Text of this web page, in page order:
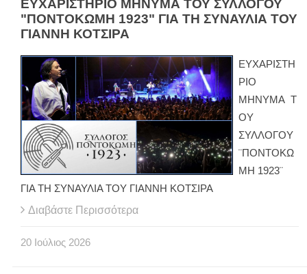
ΕΥΧΑΡΙΣΤΗΡΙΟ ΜΗΝΥΜΑ ΤΟΥ ΣΥΛΛΟΓΟΥ
"ΠΟΝΤΟΚΩΜΗ 1923" ΓΙΑ ΤΗ ΣΥΝΑΥΛΙΑ ΤΟΥ
ΓΙΑΝΝΗ ΚΟΤΣΙΡΑ
ΕΥΧΑΡΙΣΤΗ
ΡΙΟ
ΜΗΝΥΜΑ Τ
ΟΥ
ΣΥΛΛΟΓΟΥ
¨ΠΟΝΤΟΚΩ
ΜΗ 1923¨
ΓΙΑ ΤΗ ΣΥΝΑΥΛΙΑ ΤΟΥ ΓΙΑΝΝΗ ΚΟΤΣΙΡΑ
Διαβάστε Περισσότερα
20 Ιούλιος 2026